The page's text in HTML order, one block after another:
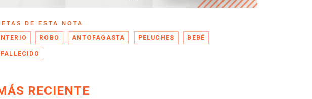
DE ESTA NOTA
ROBO ANTOFAGASTA PELUCHES BEBÉ
RECIENTE